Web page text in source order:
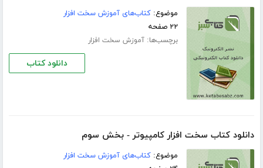
موضوع:کتاب‌های آموزش سخت افزار
۲۲ صفحه
برچسب‌ها:آموزش سخت افزار
دانلود کتاب
دانلود کتاب سخت افزار کامپیوتر - بخش سوم
موضوع:کتاب‌های آموزش سخت افزار